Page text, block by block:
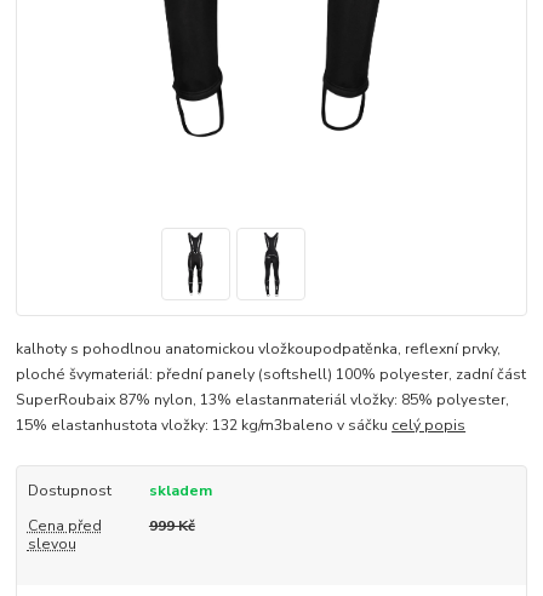
kalhoty s pohodlnou anatomickou vložkoupodpatěnka, reflexní prvky,
ploché švymateriál: přední panely (softshell) 100% polyester, zadní část
SuperRoubaix 87% nylon, 13% elastanmateriál vložky: 85% polyester,
15% elastanhustota vložky: 132 kg/m3baleno v sáčku celý popis
Dostupnost
skladem
Cena před
slevou
999 Kč